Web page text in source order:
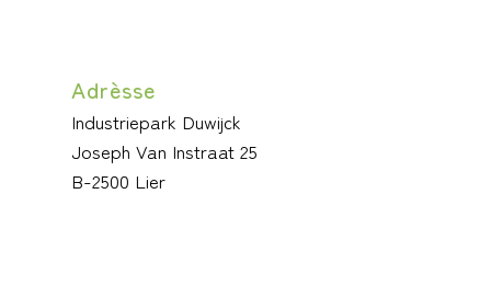
Adrèsse
Industriepark Duwijck
Joseph Van Instraat 25
B-2500 Lier